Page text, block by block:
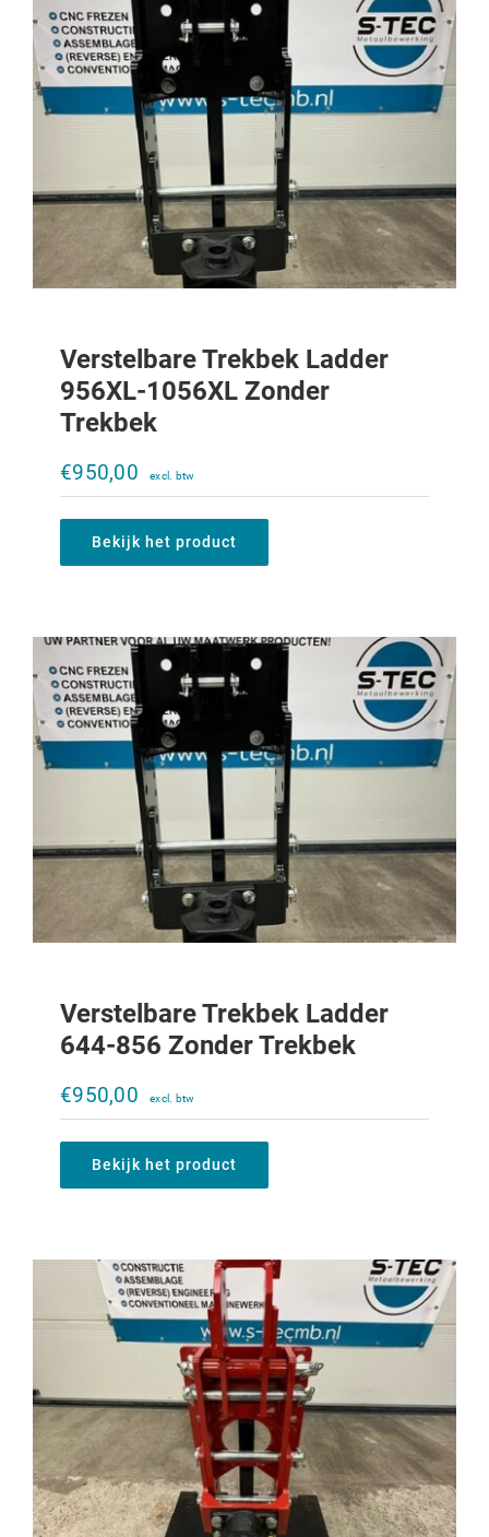
Verstelbare Trekbek Ladder
956XL-1056XL Zonder
Trekbek
€950,00
Bekijk het product
Verstelbare trekbek Ladder 644-856
€950,00
Verstelbare Trekbek Ladder
644-856 Zonder Trekbek
€950,00
Bekijk het product
Verstelbare trekbek Ladder 323-453
€500,00